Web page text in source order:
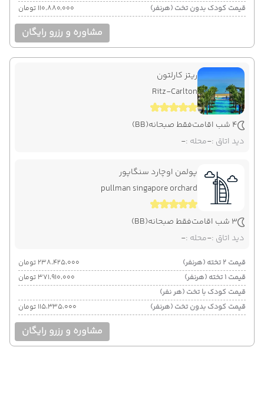
قیمت کودک بدون تخت (هرنفر)
۱۱۰٬۸۸۰٬۰۰۰ تومان
مشاوره و رزرو رایگان
ریتز کارلتون
Ritz-Carlton
4 شب اقامت فقط صبحانه(BB)
دید اتاق :-محله :-
پولمن اوچارد سنگاپور
pullman singapore orchard
3 شب اقامت فقط صبحانه(BB)
دید اتاق :-محله :-
قیمت 2 تخته (هرنفر)
۲۳۸٬۴۲۵٬۰۰۰ تومان
قیمت 1 تخته (هرنفر)
۳۷۱٬۹۱۰٬۰۰۰ تومان
قیمت کودک با تخت (هر نفر)
قیمت کودک بدون تخت (هرنفر)
۱۱۵٬۳۳۵٬۰۰۰ تومان
مشاوره و رزرو رایگان